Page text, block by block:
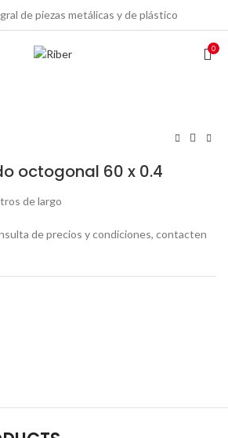
de piezas metálicas y de plástico
0
octogonal 60 x 0.4
de largo
de precios y condiciones, contacten